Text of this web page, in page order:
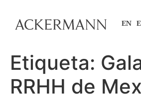
EN
Etiqueta:
RRHH de